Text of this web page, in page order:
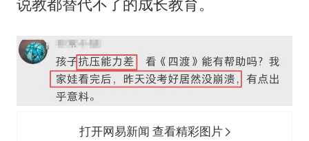
打开网易新闻 查看精彩图片